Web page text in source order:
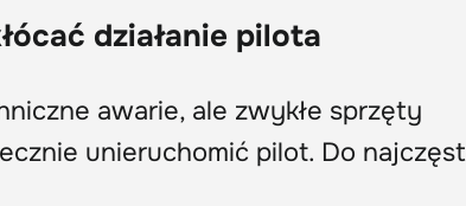
działanie pilota
awarie, ale zwykłe sprzęty
unieruchomić pilot. Do